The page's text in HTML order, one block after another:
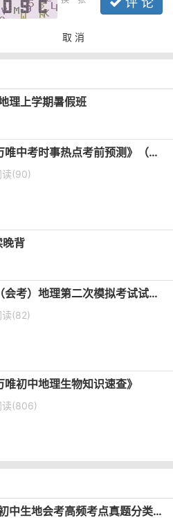
取 消
理上学期暑假班
2026版《万唯中考时事热点考前预测》（生物+地理）PDF电子版下载
读(90)
晚背
2026中考（会考）地理第二次模拟考试试卷（北京卷+河北卷）
读(82)
初中地理生物知识速查》
读(806)
地理《万唯初中生地会考高频考点真题分类》2025电子版下载打印